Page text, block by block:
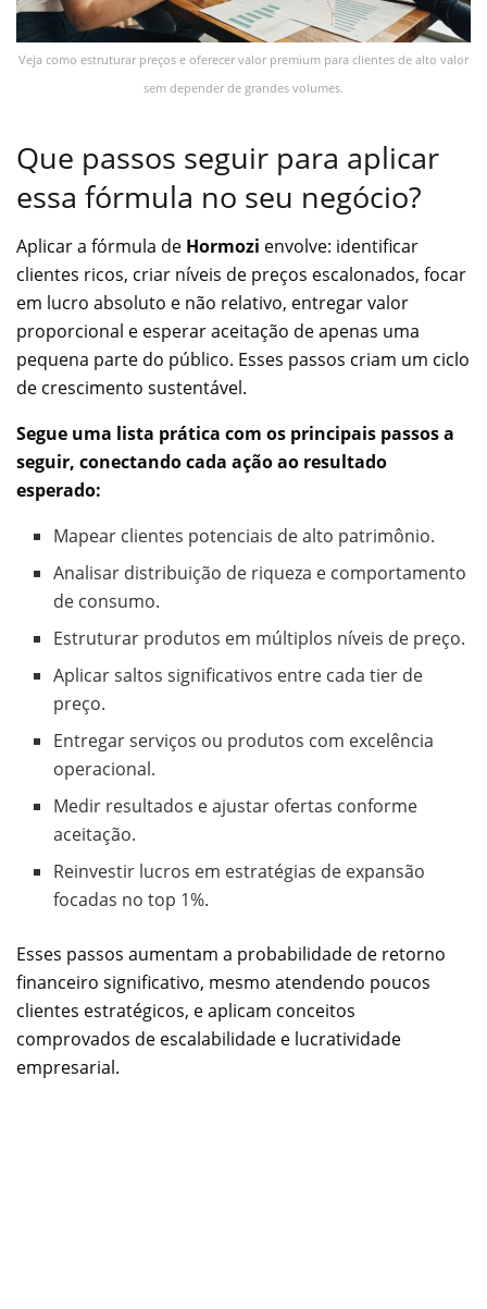
Veja como estruturar preços e oferecer valor premium para clientes de alto valor
sem depender de grandes volumes.
Que passos seguir para aplicar
essa fórmula no seu negócio?
Aplicar a fórmula de Hormozi envolve: identificar
clientes ricos, criar níveis de preços escalonados, focar
em lucro absoluto e não relativo, entregar valor
proporcional e esperar aceitação de apenas uma
pequena parte do público. Esses passos criam um ciclo
de crescimento sustentável.
Segue uma lista prática com os principais passos a
seguir, conectando cada ação ao resultado
esperado:
Mapear clientes potenciais de alto patrimônio.
Analisar distribuição de riqueza e comportamento
de consumo.
Estruturar produtos em múltiplos níveis de preço.
Aplicar saltos significativos entre cada tier de
preço.
Entregar serviços ou produtos com excelência
operacional.
Medir resultados e ajustar ofertas conforme
aceitação.
Reinvestir lucros em estratégias de expansão
focadas no top 1%.
Esses passos aumentam a probabilidade de retorno
financeiro significativo, mesmo atendendo poucos
clientes estratégicos, e aplicam conceitos
comprovados de escalabilidade e lucratividade
empresarial.